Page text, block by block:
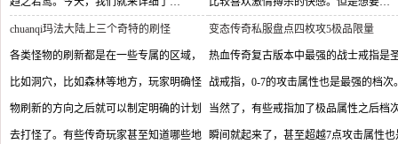
chuanqi玛法大陆上三个奇特的刷怪
各类怪物的刷新都是在一些专属的区域，
比如洞穴，比如森林等地方，玩家明确怪
物刷新的方向之后就可以制定明确的计划
去打怪了。有些传奇玩家甚至知道哪些地
变态传奇私服盘点四枚攻5极品限量
热血传奇复古版本中最强的战士戒指是
战戒指，0-7的攻击属性也是最强的档次
当然了，有些戒指加了极品属性之后档
瞬间就起来了，甚至超越7点攻击属性也